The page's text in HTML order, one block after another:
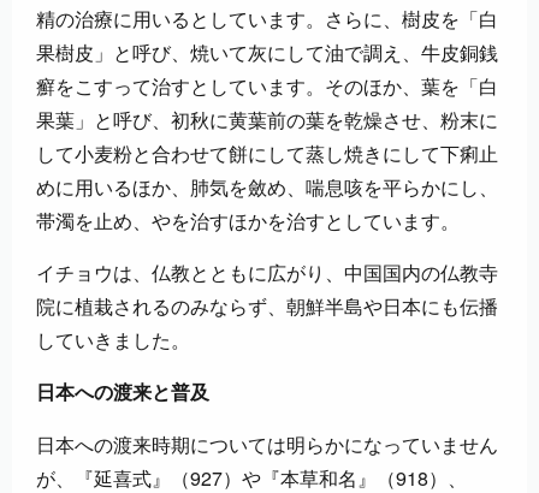
精の治療に用いるとしています。さらに、樹皮を「白
果樹皮」と呼び、焼いて灰にして油で調え、牛皮銅銭
癬をこすって治すとしています。そのほか、葉を「白
果葉」と呼び、初秋に黄葉前の葉を乾燥させ、粉末に
して小麦粉と合わせて餅にして蒸し焼きにして下痢止
めに用いるほか、肺気を斂め、喘息咳を平らかにし、
帯濁を止め、やを治すほかを治すとしています。
イチョウは、仏教とともに広がり、中国国内の仏教寺
院に植栽されるのみならず、朝鮮半島や日本にも伝播
していきました。
日本への渡来と普及
日本への渡来時期については明らかになっていません
が、『延喜式』（927）や『本草和名』（918）、